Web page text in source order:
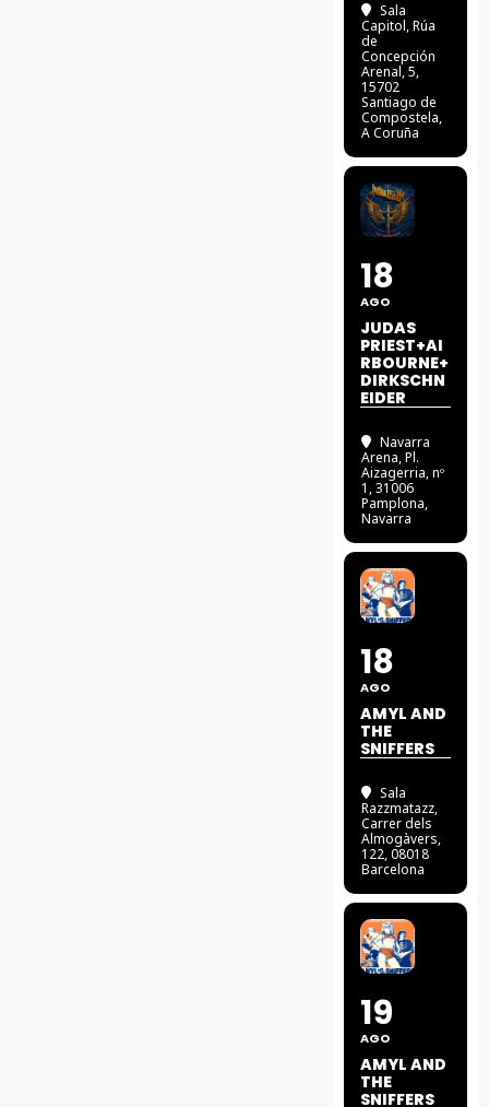
Sala
Capitol, Rúa
de
Concepción
Arenal, 5,
15702
Santiago de
Compostela,
A Coruña
18
AGO
JUDAS
PRIEST+AI
RBOURNE+
DIRKSCHN
EIDER
Navarra
Arena, Pl.
Aizagerria, nº
1, 31006
Pamplona,
Navarra
18
AGO
AMYL AND
THE
SNIFFERS
Sala
Razzmatazz,
Carrer dels
Almogàvers,
122, 08018
Barcelona
19
AGO
AMYL AND
THE
SNIFFERS